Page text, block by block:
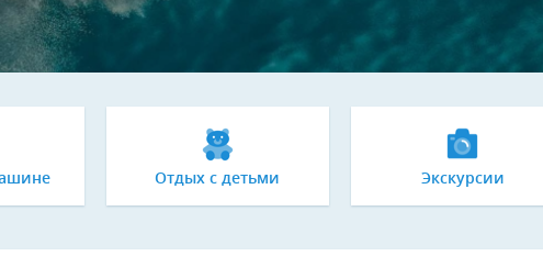
Отдых с детьми Экскурсии